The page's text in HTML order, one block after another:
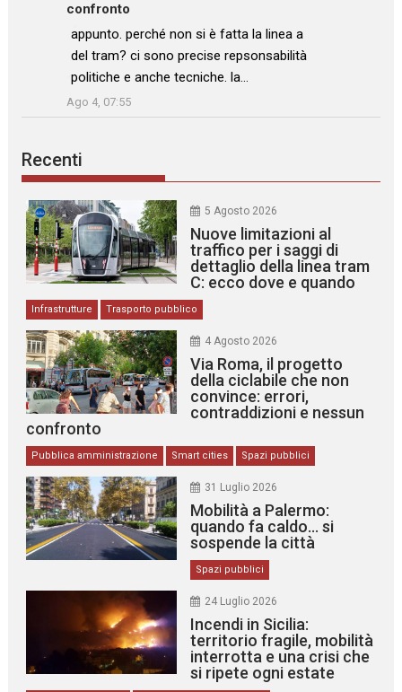
confronto
: “
appunto. perché non si è fatta la linea a
del tram? ci sono precise repsonsabilità
politiche e anche tecniche. la…
”
Ago 4, 07:55
Recenti
5 Agosto 2026
Nuove limitazioni al
traffico per i saggi di
dettaglio della linea tram
C: ecco dove e quando
Infrastrutture Trasporto pubblico
4 Agosto 2026
Via Roma, il progetto
della ciclabile che non
convince: errori,
contraddizioni e nessun
confronto
Pubblica amministrazione Smart cities Spazi pubblici
31 Luglio 2026
Mobilità a Palermo:
quando fa caldo… si
sospende la città
Spazi pubblici
24 Luglio 2026
Incendi in Sicilia:
territorio fragile, mobilità
interrotta e una crisi che
si ripete ogni estate